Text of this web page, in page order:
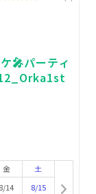
🎤パーティ
金
8/14
土
8/15